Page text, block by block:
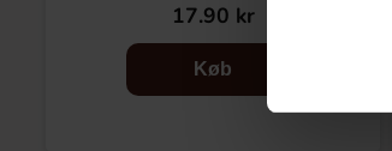
17.90 kr
Køb